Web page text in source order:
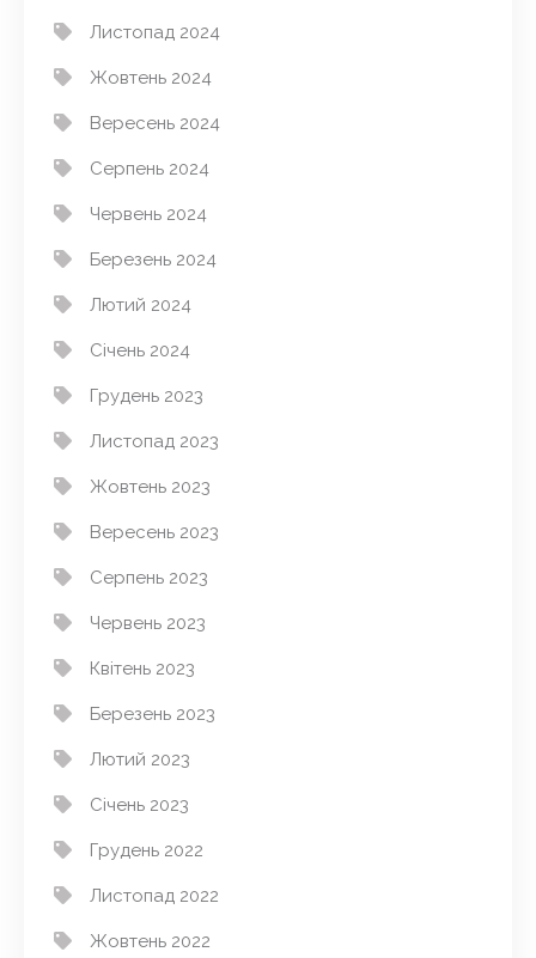
Листопад 2024
Жовтень 2024
Вересень 2024
Серпень 2024
Червень 2024
Березень 2024
Лютий 2024
Січень 2024
Грудень 2023
Листопад 2023
Жовтень 2023
Вересень 2023
Серпень 2023
Червень 2023
Квітень 2023
Березень 2023
Лютий 2023
Січень 2023
Грудень 2022
Листопад 2022
Жовтень 2022